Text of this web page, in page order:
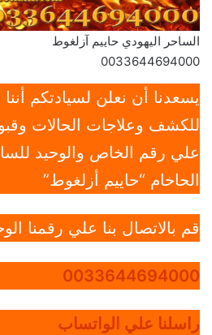
الساحر اليهودي حاييم آزلغوط
0033644694000
يسعدنا أن نعلن لسيادتكم
للكشف وعلاجات الحالات
علي رقم الخاص والوحيد
الحاخام “حاييم أزلغوط”
قم بالاتصال بنا علي رقمنا
0033644694000
راسلنا علي الواتساب